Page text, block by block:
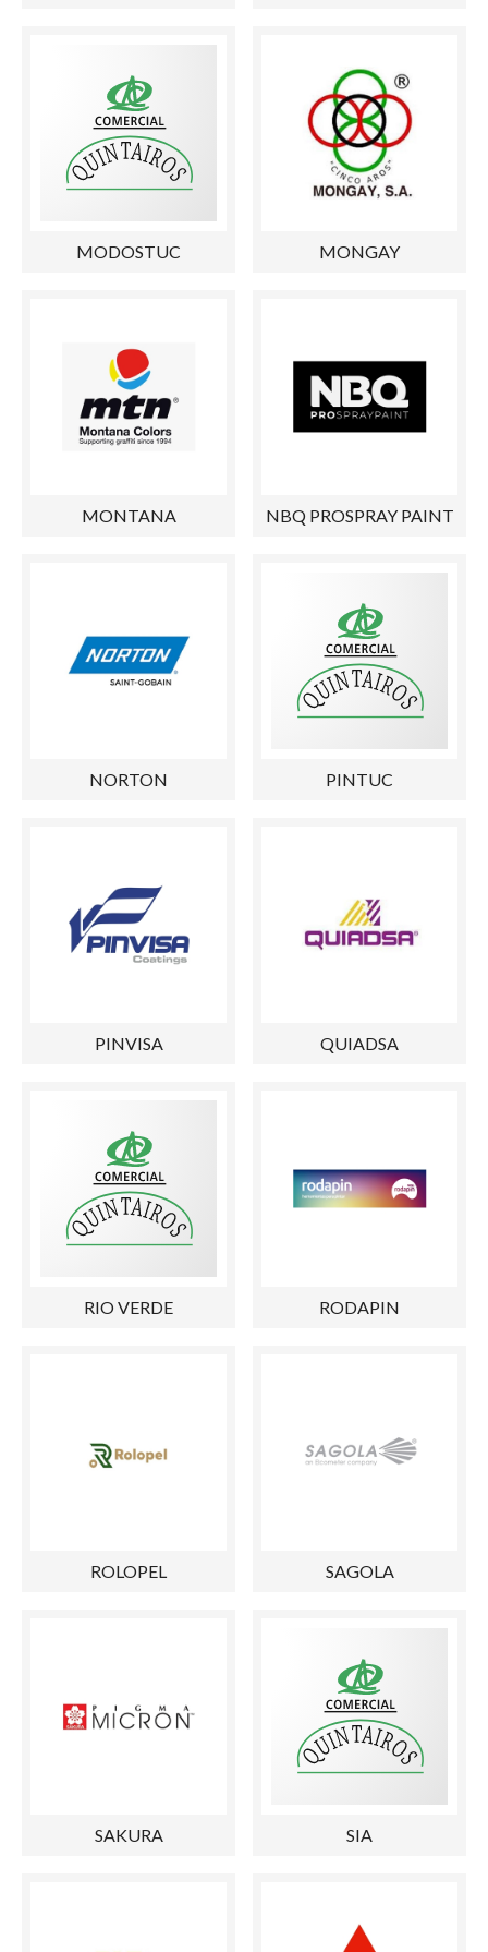
MODOSTUC MONGAY
MONTANA NBQ PROSPRAY PAINT
NORTON PINTUC
PINVISA QUIADSA
RIO VERDE RODAPIN
ROLOPEL SAGOLA
SAKURA SIA